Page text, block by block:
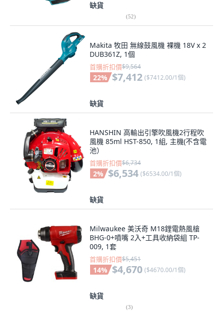
缺貨
(52)
Makita 牧田 無線鼓風機 裸機 18V x 2
DUB361Z, 1個
首購折扣價$9,564
22% $7,412 ($7412.00/1個)
缺貨
HANSHIN 高輸出引擎吹風機2行程吹
風機 85ml HST-850, 1組, 主機(不含電
池）
首購折扣價$6,734
2% $6,534 ($6534.00/1個)
缺貨
Milwaukee 美沃奇 M18鋰電熱風槍
BHG-0+噴嘴 2入+工具收納袋組 TP-
009, 1套
首購折扣價$5,451
14% $4,670 ($4670.00/1個)
缺貨
(3)